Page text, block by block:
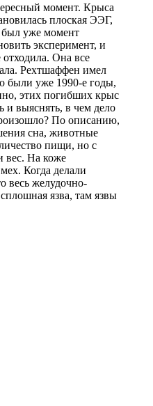
момент. Крыса
плоская ЭЭГ,
был уже момент
эксперимент, и
отходила. Она все
Рехтшаффен имел
были уже 1990-е годы,
этих погибших крыс
и выяснять, в чем дело
По описанию,
сна, животные
пищи, но с
вес. На коже
Когда делали
весь желудочно-
язва, там язвы